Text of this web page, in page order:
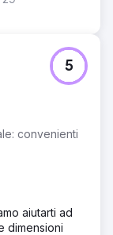
convenienti
5
aiutarti ad
dimensioni